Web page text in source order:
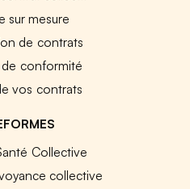
sur mesure
de contrats
conformité
vos contrats
Collective
collective